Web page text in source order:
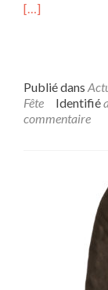
[…]
Publié dans
Fête
Identifié
commentaire